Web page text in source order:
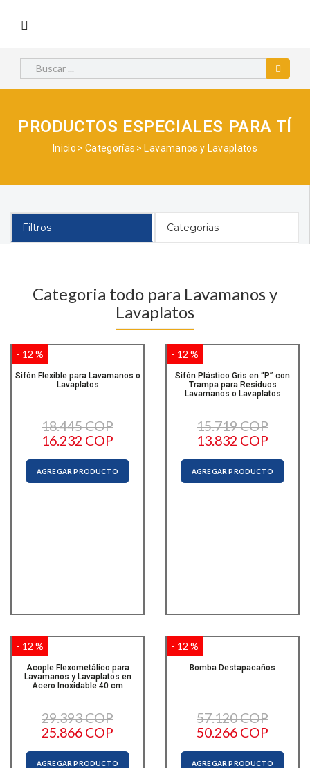
PRODUCTOS ESPECIALES PARA TÍ
Inicio Categorías Lavamanos y Lavaplatos
Filtros Categorias
Categoria todo para Lavamanos y
Lavaplatos
Sifón Flexible para Lavamanos o
Lavaplatos
- 12 %
18.445 COP
16.232 COP
AGREGAR PRODUCTO
Sifón Plástico Gris en “P” con
Trampa para Residuos
Lavamanos o Lavaplatos
- 12 %
15.719 COP
13.832 COP
AGREGAR PRODUCTO
Acople Flexometálico para
Lavamanos y Lavaplatos en
Acero Inoxidable 40 cm
- 12 %
29.393 COP
25.866 COP
AGREGAR PRODUCTO
Bomba Destapacaños
- 12 %
57.120 COP
50.266 COP
AGREGAR PRODUCTO